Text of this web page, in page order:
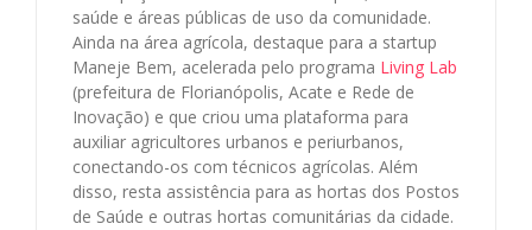
saúde e áreas públicas de uso da comunidade.
Ainda na área agrícola, destaque para a startup
Maneje Bem, acelerada pelo programa Living Lab
(prefeitura de Florianópolis, Acate e Rede de
Inovação) e que criou uma plataforma para
auxiliar agricultores urbanos e periurbanos,
conectando-os com técnicos agrícolas. Além
disso, resta assistência para as hortas dos Postos
de Saúde e outras hortas comunitárias da cidade.